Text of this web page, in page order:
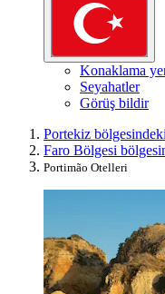
Konaklama
Seyahatler
Görüş bildir
Portekiz
Faro Bölgesi
Portimão Otelleri